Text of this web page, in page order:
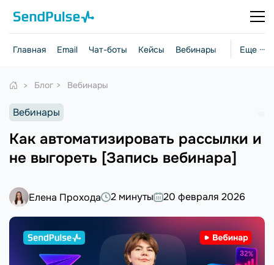
Еще ···
Главная Email Чат-боты Кейсы Вебинары Стратегии
Блог Вебинары
Вебинары
Как автоматизировать рассылки и
не выгореть [Запись вебинара]
Елена Прохода 2 минуты 20 февраля 2026